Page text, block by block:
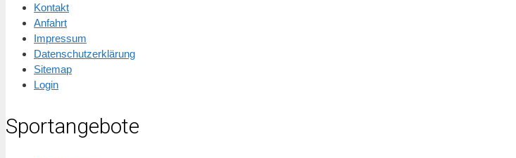
Kontakt
Anfahrt
Impressum
Datenschutzerklärung
Sitemap
Login
Sportangebote